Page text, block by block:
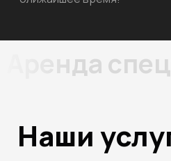
Аренда
Наши